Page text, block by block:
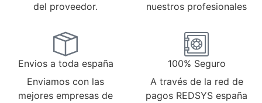
del proveedor.
nuestros profesionales
Envios a toda españa
Enviamos con las
mejores empresas de
100% Seguro
A través de la red de
pagos REDSYS españa